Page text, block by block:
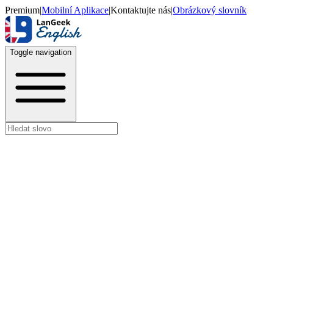
Premium|Mobilní Aplikace|Kontaktujte nás|Obrázkový slovník
Toggle navigation